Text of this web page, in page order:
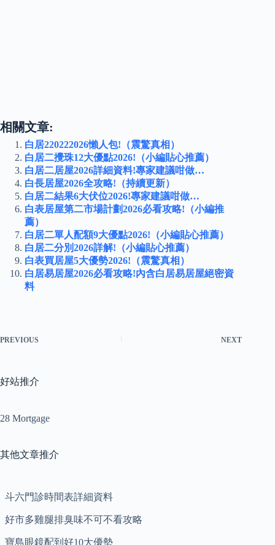
相關文章:
白居220222026懶人包!（震驚真相）
白居二攪珠12大優點2026!（小編貼心推薦）
白居二居屋2026詳細資料!專家建議咁做…
白長居屋2026全攻略!（持續更新）
白居二結果6大伏位2026!專家建議咁做…
白表居屋第二市場計劃2026必看攻略!（小編推
薦）
白居二單人配額9大優點2026!（小編貼心推薦）
白居二分別2026詳解!（小編貼心推薦）
白表買居屋5大優勢2026!（震驚真相）
白居易居屋2026必看攻略!內含白居易居屋絕密資
料
PREVIOUS NEXT
好站推介
28 Mortgage
其他文章推介
斗六門診時間表詳細資料
好市多雞腿排臭味不可不看攻略
寶島眼鏡配到好10大優勢